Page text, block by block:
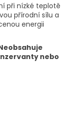
při nízké teplotě
přírodní sílu a
energii
nebo